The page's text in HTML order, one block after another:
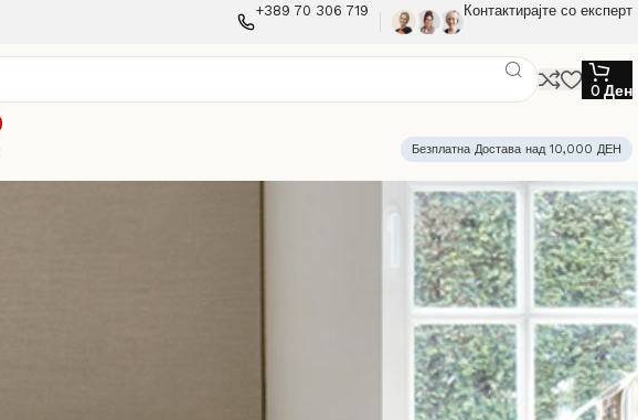
+389 70 306 719 Контактирајте со експерт
0 Ден
Безплатна Достава над 10,000 ДЕН